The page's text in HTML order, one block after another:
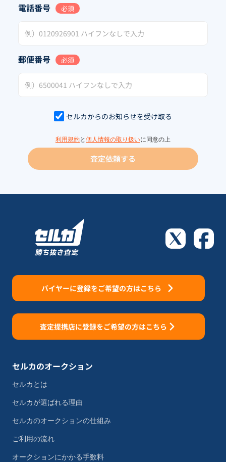
電話番号 必須
郵便番号 必須
セルカからのお知らせを受け取る
利用規約と 個人情報の取り扱いに同意の上
査定依頼する
バイヤーに登録をご希望の方はこちら
査定提携店に登録をご希望の方はこちら
セルカのオークション
セルカとは
セルカが選ばれる理由
セルカのオークションの仕組み
ご利用の流れ
オークションにかかる手数料